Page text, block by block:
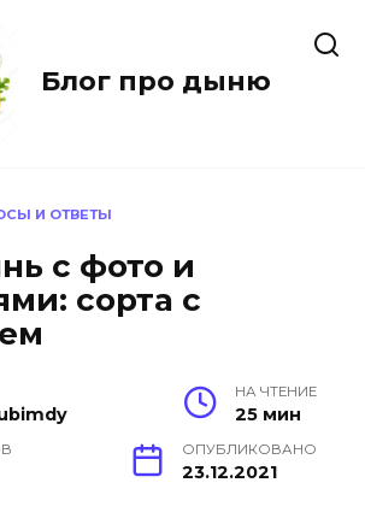
Блог про дыню
И ОТВЕТЫ
с фото и
сорта с
НА ЧТЕНИЕ
25 мин
ОПУБЛИКОВАНО
23.12.2021